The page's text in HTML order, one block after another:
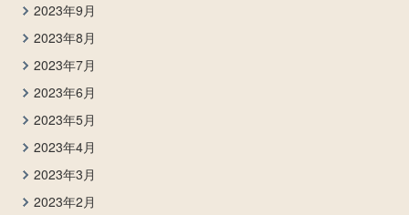
2023年9月
2023年8月
2023年7月
2023年6月
2023年5月
2023年4月
2023年3月
2023年2月